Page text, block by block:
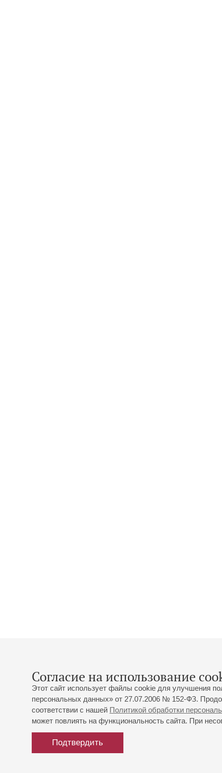
Согласие на использование
Этот сайт использует файлы cookie для улучшения
персональных данных» от 27.07.2006 № 152-ФЗ.
соответствии с нашей Политикой обработки
может повлиять на функциональность сайта. При
Подтвердить